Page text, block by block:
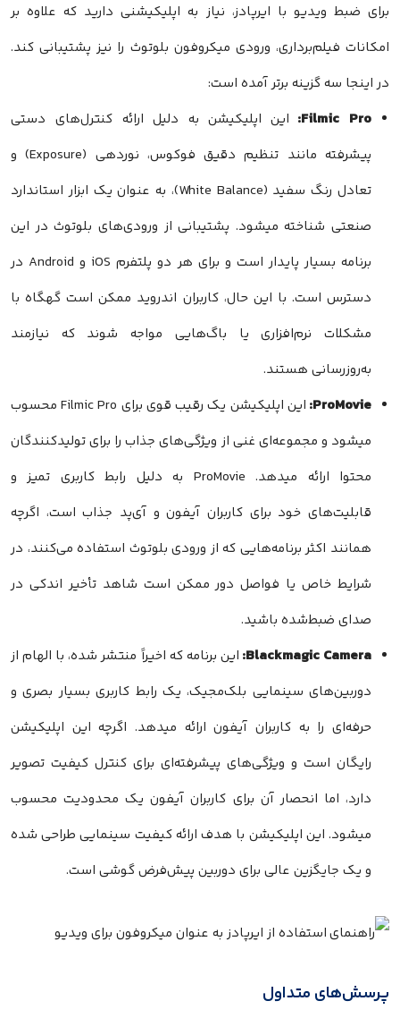
برای ضبط ویدیو با ایرپادز، نیاز به اپلیکیشنی دارید که علاوه بر
امکانات فیلم‌برداری، ورودی میکروفون بلوتوث را نیز پشتیبانی کند.
در اینجا سه گزینه برتر آمده است:
Filmic Pro:
این اپلیکیشن به دلیل ارائه کنترل‌های دستی
پیشرفته مانند تنظیم دقیق فوکوس، نوردهی (Exposure) و
تعادل رنگ سفید (White Balance)، به عنوان یک ابزار استاندارد
صنعتی شناخته میشود. پشتیبانی از ورودی‌های بلوتوث در این
برنامه بسیار پایدار است و برای هر دو پلتفرم iOS و Android در
دسترس است. با این حال، کاربران اندروید ممکن است گهگاه با
مشکلات نرم‌افزاری یا باگ‌هایی مواجه شوند که نیازمند
به‌روزرسانی هستند.
ProMovie:
این اپلیکیشن یک رقیب قوی برای Filmic Pro محسوب
میشود و مجموعه‌ای غنی از ویژگی‌های جذاب را برای تولیدکنندگان
محتوا ارائه میدهد. ProMovie به دلیل رابط کاربری تمیز و
قابلیت‌های خود برای کاربران آیفون و آی‌پد جذاب است، اگرچه
همانند اکثر برنامه‌هایی که از ورودی بلوتوث استفاده می‌کنند، در
شرایط خاص یا فواصل دور ممکن است شاهد تأخیر اندکی در
صدای ضبط‌شده باشید.
Blackmagic Camera: این برنامه که اخیراً منتشر شده، با الهام از
دوربین‌های سینمایی بلک‌مجیک، یک رابط کاربری بسیار بصری و
حرفه‌ای را به کاربران آیفون ارائه میدهد. اگرچه این اپلیکیشن
رایگان است و ویژگی‌های پیشرفته‌ای برای کنترل کیفیت تصویر
دارد، اما انحصار آن برای کاربران آیفون یک محدودیت محسوب
میشود. این اپلیکیشن با هدف ارائه کیفیت سینمایی طراحی شده
و یک جایگزین عالی برای دوربین پیش‌فرض گوشی است.
پرسش‌های متداول